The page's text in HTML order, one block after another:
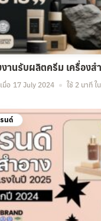
งานรับผลิตครีม เครื่องส
มื่อ 17 July 2024 ใช้ 2 นาที ใ
นด์